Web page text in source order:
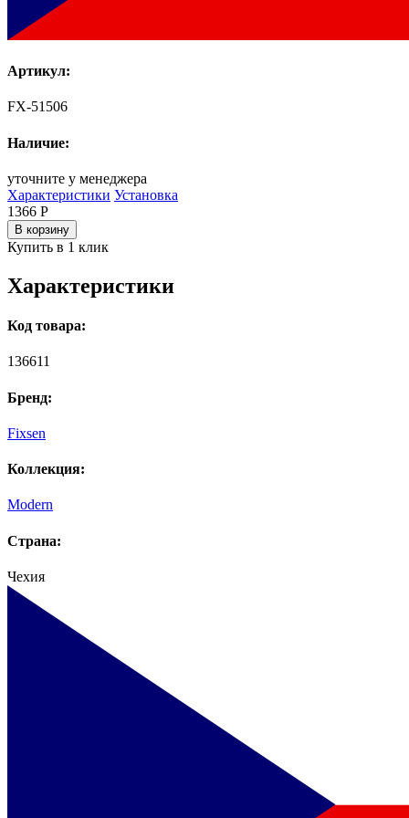
Артикул:
FX-51506
Наличие:
уточните у менеджера
Характеристики Установка
1366 Р
В корзину
Купить в 1 клик
Характеристики
Код товара:
136611
Бренд:
Fixsen
Коллекция:
Modern
Страна:
Чехия